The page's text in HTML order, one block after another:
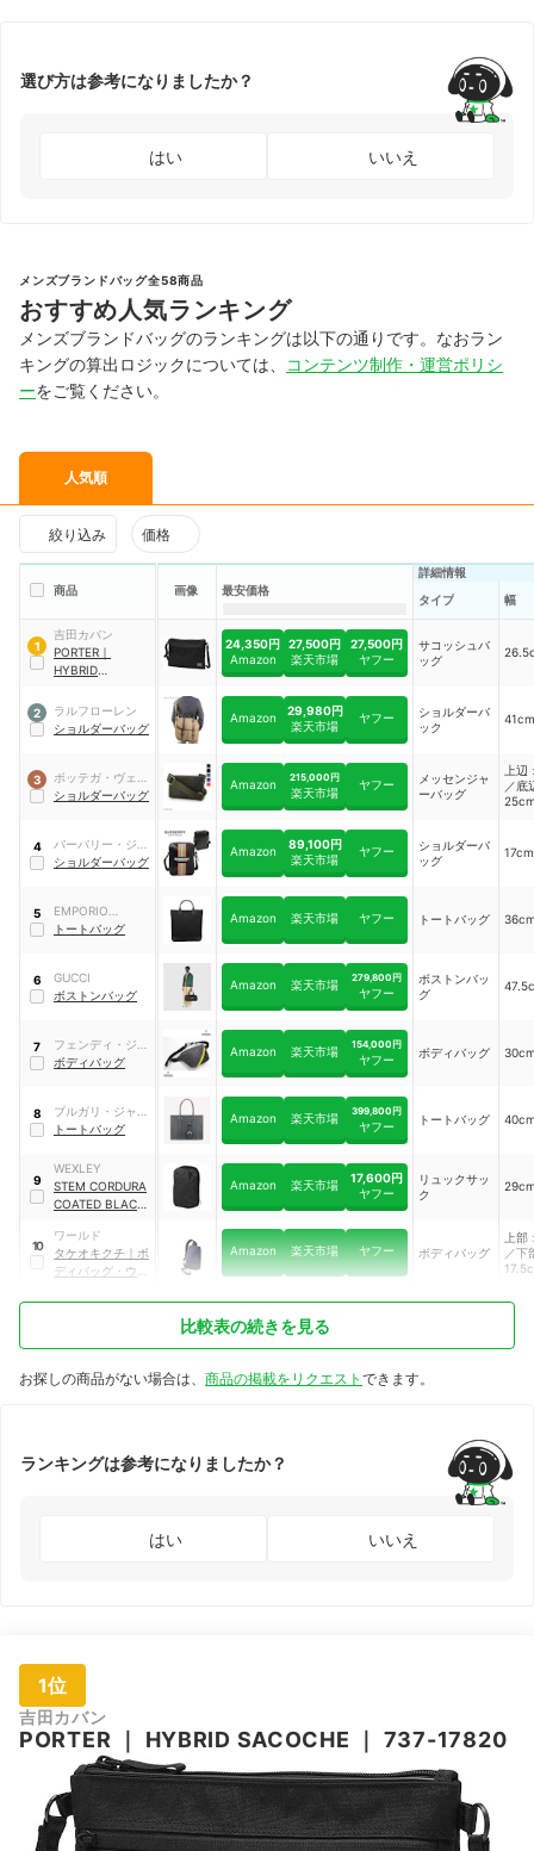
選び方は参考になりましたか？
はい いいえ
メンズブランドバッグ全58商品
おすすめ人気ランキング
メンズブランドバッグのランキングは以下の通りです。なおラン
キングの算出ロジックについては、
コンテンツ制作・運営ポリシ
ーをご覧ください。
人気順
絞り込み 価格
商品 画像 最安価格
詳細情報
タイプ
幅
1
吉田カバン
PORTER ｜
HYBRID
17820
24,350円
Amazon
27,500円
楽天市場
27,500円
ヤフー
サコッシュバ
ッグ
2
ラルフローレン
ショルダーバッグ
Amazon
29,980円
楽天市場
ヤフー
ショルダーバ
ック
41cm
3
ボッテガ・ヴェネ
タジャパン
ショルダーバッグ
Amazon 215,000円
楽天市場
ヤフー
メッセンジャ
ーバッグ
上
／底
4
バーバリー・ジャ
パン
ショルダーバッグ
Amazon
89,100円
楽天市場
ヤフー
ショルダーバ
ッグ
17cm
5
EMPORIO
ARMANI
トートバッグ
Amazon 楽天市場 ヤフー トートバッグ
6
GUCCI
ボストンバッグ
Amazon 楽天市場 279,800円
ヤフー
ボストンバッ
グ
7
フェンディ・ジャ
パン
ボディバッグ
Amazon 楽天市場 154,000円
ヤフー ボディバッグ
8
ブルガリ・ジャパ
ン
トートバッグ
Amazon 楽天市場 399,800円
ヤフー トートバッグ
9
WEXLEY
STEM CORDURA
COATED BLACK
Amazon 楽天市場
17,600円
ヤフー
リュックサッ
ク
10
ワールド
タケオキクチ
ボ
ディバッグ・ウエ
Amazon 楽天市場 ヤフー ボディバッグ
上
／下
比較表の続きを見る
お探しの商品がない場合は、 商品の掲載をリクエスト できます。
ランキングは参考になりましたか？
はい いいえ
1位
吉田カバン
PORTER HYBRID SACOCHE 737-17820